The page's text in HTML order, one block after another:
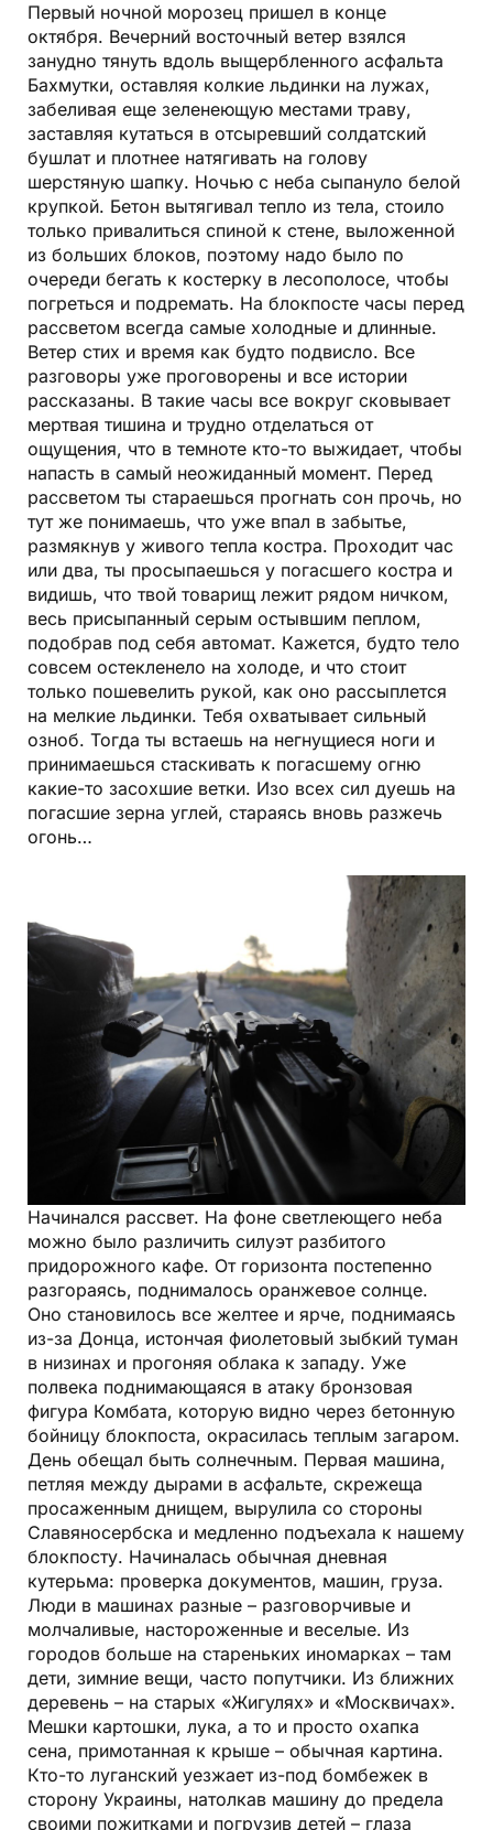
Первый ночной морозец пришел в конце
октября. Вечерний восточный ветер взялся
занудно тянуть вдоль выщербленного асфальта
Бахмутки, оставляя колкие льдинки на лужах,
забеливая еще зеленеющую местами траву,
заставляя кутаться в отсыревший солдатский
бушлат и плотнее натягивать на голову
шерстяную шапку. Ночью с неба сыпануло белой
крупкой. Бетон вытягивал тепло из тела, стоило
только привалиться спиной к стене, выложенной
из больших блоков, поэтому надо было по
очереди бегать к костерку в лесополосе, чтобы
погреться и подремать. На блокпосте часы перед
рассветом всегда самые холодные и длинные.
Ветер стих и время как будто подвисло. Все
разговоры уже проговорены и все истории
рассказаны. В такие часы все вокруг сковывает
мертвая тишина и трудно отделаться от
ощущения, что в темноте кто-то выжидает, чтобы
напасть в самый неожиданный момент. Перед
рассветом ты стараешься прогнать сон прочь, но
тут же понимаешь, что уже впал в забытье,
размякнув у живого тепла костра. Проходит час
или два, ты просыпаешься у погасшего костра и
видишь, что твой товарищ лежит рядом ничком,
весь присыпанный серым остывшим пеплом,
подобрав под себя автомат. Кажется, будто тело
совсем остекленело на холоде, и что стоит
только пошевелить рукой, как оно рассыплется
на мелкие льдинки. Тебя охватывает сильный
озноб. Тогда ты встаешь на негнущиеся ноги и
принимаешься стаскивать к погасшему огню
какие-то засохшие ветки. Изо всех сил дуешь на
погасшие зерна углей, стараясь вновь разжечь
огонь…
Начинался рассвет. На фоне светлеющего неба
можно было различить силуэт разбитого
придорожного кафе. От горизонта постепенно
разгораясь, поднималось оранжевое солнце.
Оно становилось все желтее и ярче, поднимаясь
из-за Донца, истончая фиолетовый зыбкий туман
в низинах и прогоняя облака к западу. Уже
полвека поднимающаяся в атаку бронзовая
фигура Комбата, которую видно через бетонную
бойницу блокпоста, окрасилась теплым загаром.
День обещал быть солнечным. Первая машина,
петляя между дырами в асфальте, скрежеща
просаженным днищем, вырулила со стороны
Славяносербска и медленно подъехала к нашему
блокпосту. Начиналась обычная дневная
кутерьма: проверка документов, машин, груза.
Люди в машинах разные – разговорчивые и
молчаливые, настороженные и веселые. Из
городов больше на стареньких иномарках – там
дети, зимние вещи, часто попутчики. Из ближних
деревень – на старых «Жигулях» и «Москвичах».
Мешки картошки, лука, а то и просто охапка
сена, примотанная к крыше – обычная картина.
Кто-то луганский уезжает из-под бомбежек в
сторону Украины, натолкав машину до предела
своими пожитками и погрузив детей – глаза